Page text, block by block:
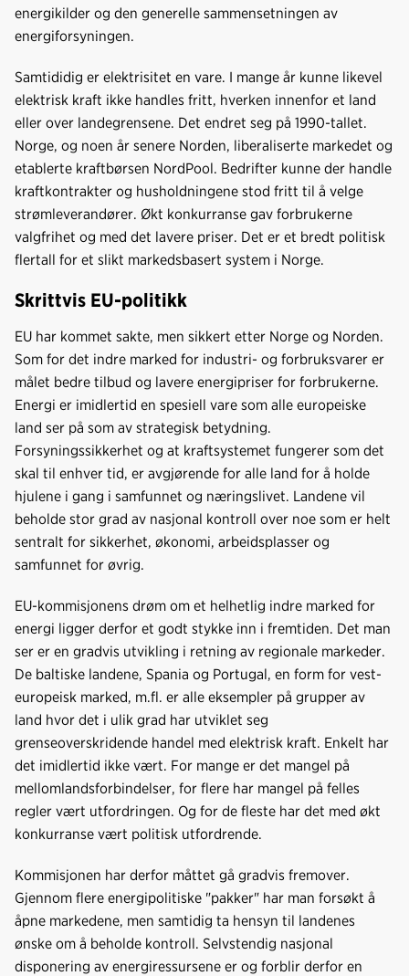
energikilder og den generelle sammensetningen av
energiforsyningen.
Samtididig er elektrisitet en vare. I mange år kunne likevel
elektrisk kraft ikke handles fritt, hverken innenfor et land
eller over landegrensene. Det endret seg på 1990-tallet.
Norge, og noen år senere Norden, liberaliserte markedet og
etablerte kraftbørsen NordPool. Bedrifter kunne der handle
kraftkontrakter og husholdningene stod fritt til å velge
strømleverandører. Økt konkurranse gav forbrukerne
valgfrihet og med det lavere priser. Det er et bredt politisk
flertall for et slikt markedsbasert system i Norge.
Skrittvis EU-politikk
EU har kommet sakte, men sikkert etter Norge og Norden.
Som for det indre marked for industri- og forbruksvarer er
målet bedre tilbud og lavere energipriser for forbrukerne.
Energi er imidlertid en spesiell vare som alle europeiske
land ser på som av strategisk betydning.
Forsyningssikkerhet og at kraftsystemet fungerer som det
skal til enhver tid, er avgjørende for alle land for å holde
hjulene i gang i samfunnet og næringslivet. Landene vil
beholde stor grad av nasjonal kontroll over noe som er helt
sentralt for sikkerhet, økonomi, arbeidsplasser og
samfunnet for øvrig.
EU-kommisjonens drøm om et helhetlig indre marked for
energi ligger derfor et godt stykke inn i fremtiden. Det man
ser er en gradvis utvikling i retning av regionale markeder.
De baltiske landene, Spania og Portugal, en form for vest-
europeisk marked, m.fl. er alle eksempler på grupper av
land hvor det i ulik grad har utviklet seg
grenseoverskridende handel med elektrisk kraft. Enkelt har
det imidlertid ikke vært. For mange er det mangel på
mellomlandsforbindelser, for flere har mangel på felles
regler vært utfordringen. Og for de fleste har det med økt
konkurranse vært politisk utfordrende.
Kommisjonen har derfor måttet gå gradvis fremover.
Gjennom flere energipolitiske "pakker" har man forsøkt å
åpne markedene, men samtidig ta hensyn til landenes
ønske om å beholde kontroll. Selvstendig nasjonal
disponering av energiressursene er og forblir derfor en